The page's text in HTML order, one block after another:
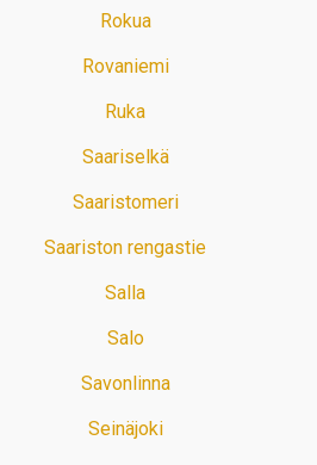
Rokua
Rovaniemi
Ruka
Saariselkä
Saaristomeri
Saariston rengastie
Salla
Salo
Savonlinna
Seinäjoki